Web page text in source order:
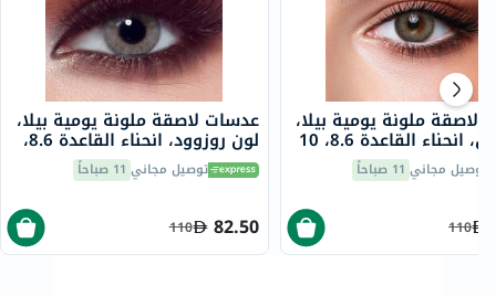
عدسات لاصقة ملونة يومية بيلا،
لون روزوود، انحناء القاعدة 8.6،
10 عدسات توصيل مجاني 11 صباحاً
82.50
110
لاصقة ملونة يومية بيلا،
لون باين، انحناء القاعدة 8.6، 10
توصيل مجاني 11 صباحاً
110